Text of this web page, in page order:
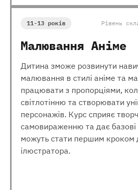
11-13 років Рівень
Малювання Аніме
Дитина зможе розвинути
малювання в стилі аніме та
працювати з пропорціями,
світлотінню та створювати
персонажів. Курс сприяє
самовираженню та дає базові
можуть стати першим кроком
ілюстратора.